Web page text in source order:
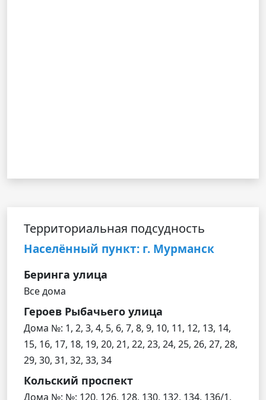
Территориальная подсудность
Населённый пункт: г. Мурманск
Беринга улица
Все дома
Героев Рыбачьего улица
Дома №: 1, 2, 3, 4, 5, 6, 7, 8, 9, 10, 11, 12, 13, 14,
15, 16, 17, 18, 19, 20, 21, 22, 23, 24, 25, 26, 27, 28,
29, 30, 31, 32, 33, 34
Кольский проспект
Дома №: №: 120, 126, 128, 130, 132, 134, 136/1,